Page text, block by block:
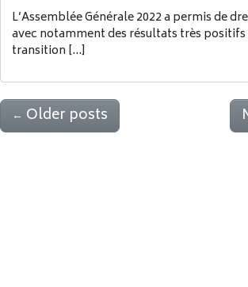
L’Assemblée Générale 2022 a permis de
avec notamment des résultats très
transition […]
← Older posts